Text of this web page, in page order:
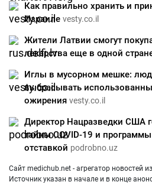
Как правильно хранить и
Израиле vesty.co.il
Жители Латвии смогут
лекарства еще в одной
Иглы в мусорном мешке:
выбрасывать
ожирения vesty.co.il
Директор Нацразведки США
тайны COVID-19 и
отставкой podrobno.uz
Сайт medichub.net - агрегатор новостей
Источник указан в начале и в конце